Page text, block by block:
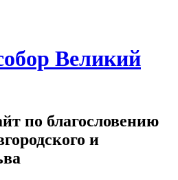
Великий
по благословению
и